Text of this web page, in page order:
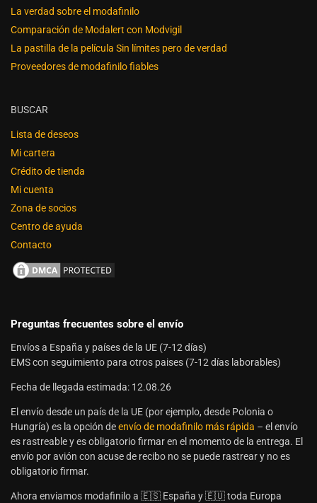
La verdad sobre el modafinilo
Comparación de Modalert con Modvigil
La pastilla de la película Sin límites pero de verdad
Proveedores de modafinilo fiables
BUSCAR
Lista de deseos
Mi cartera
Crédito de tienda
Mi cuenta
Zona de socios
Centro de ayuda
Contacto
Preguntas frecuentes sobre el envío
Envíos a España y países de la UE (7-12 días)
EMS con seguimiento para otros paises (7-12 días laborables)
Fecha de llegada estimada: 12.08.26
El envío desde un país de la UE (por ejemplo, desde Polonia o
Hungría) es la opción deenvío de modafinilo más rápida – el envío
es rastreable y es obligatorio firmar en el momento de la entrega. El
envío por avión con acuse de recibo no se puede rastrear y no es
obligatorio firmar.
Ahora enviamos modafinilo a 🇪🇸 España y 🇪🇺 toda Europa